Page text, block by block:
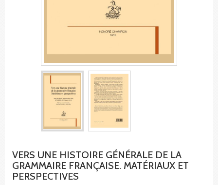
VERS UNE HISTOIRE GÉNÉRALE DE LA
GRAMMAIRE FRANÇAISE. MATÉRIAUX ET
PERSPECTIVES